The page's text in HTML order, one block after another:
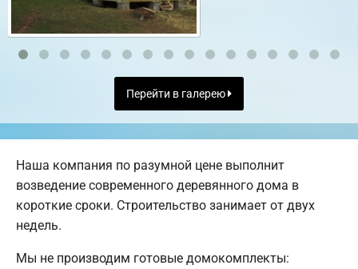
Перейти в галерею
Наша компания по разумной цене выполнит
возведение современного деревянного дома в
короткие сроки. Строительство занимает от двух
недель.
Мы не производим готовые домокомплекты: